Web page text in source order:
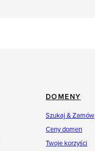
DOMENY
Szukaj & Zamów
Ceny domen
Twoje korzyści